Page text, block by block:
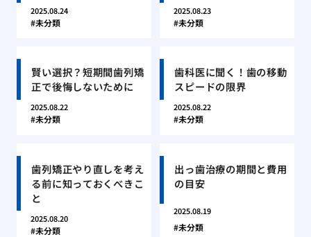
2025.08.24
未分類
2025.08.23
未分類
賢い選択？短期間歯列矯
正で後悔しないために
2025.08.22
未分類
歯科医に聞く！歯の移動
スピードの限界
2025.08.22
未分類
歯列矯正やり直しを考え
る前に知っておくべきこ
と
2025.08.20
未分類
出っ歯治療の期間と費用
の目安
2025.08.19
未分類